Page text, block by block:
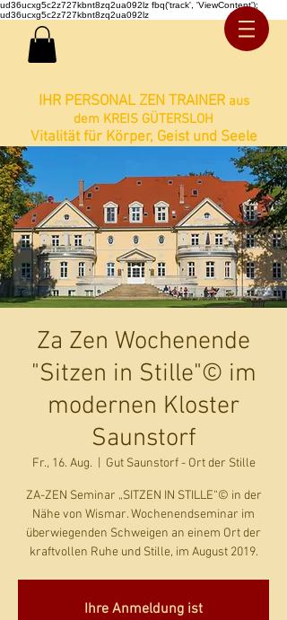
ud36ucxg5c2z727kbnt8zq2ua092lz fbq('track', 'ViewContent');
ud36ucxg5c2z727kbnt8zq2ua092lz
IHR PERSONAL ZEN TRAINER aus
dem KREIS GÜTERSLOH
Vitalität für Körper, Geist und Seele
Za Zen Wochenende
"Sitzen in Stille"© im
modernen Kloster
Saunstorf
Fr., 16. Aug. Gut Saunstorf - Ort der Stille
ZA-ZEN Seminar „SITZEN IN STILLE“© in der
Nähe von Wismar. Wochenendseminar im
überwiegenden Schweigen an einem Ort der
kraftvollen Ruhe und Stille, im August 2019.
Ihre Anmeldung ist